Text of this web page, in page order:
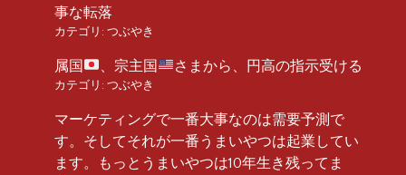
事な転落
カテゴリ: つぶやき
属国 、宗主国 さまから、円高の指示受ける
カテゴリ: つぶやき
マーケティングで一番大事なのは需要予測で
す。そしてそれが一番うまいやつは起業してい
ます。もっとうまいやつは10年生き残ってま